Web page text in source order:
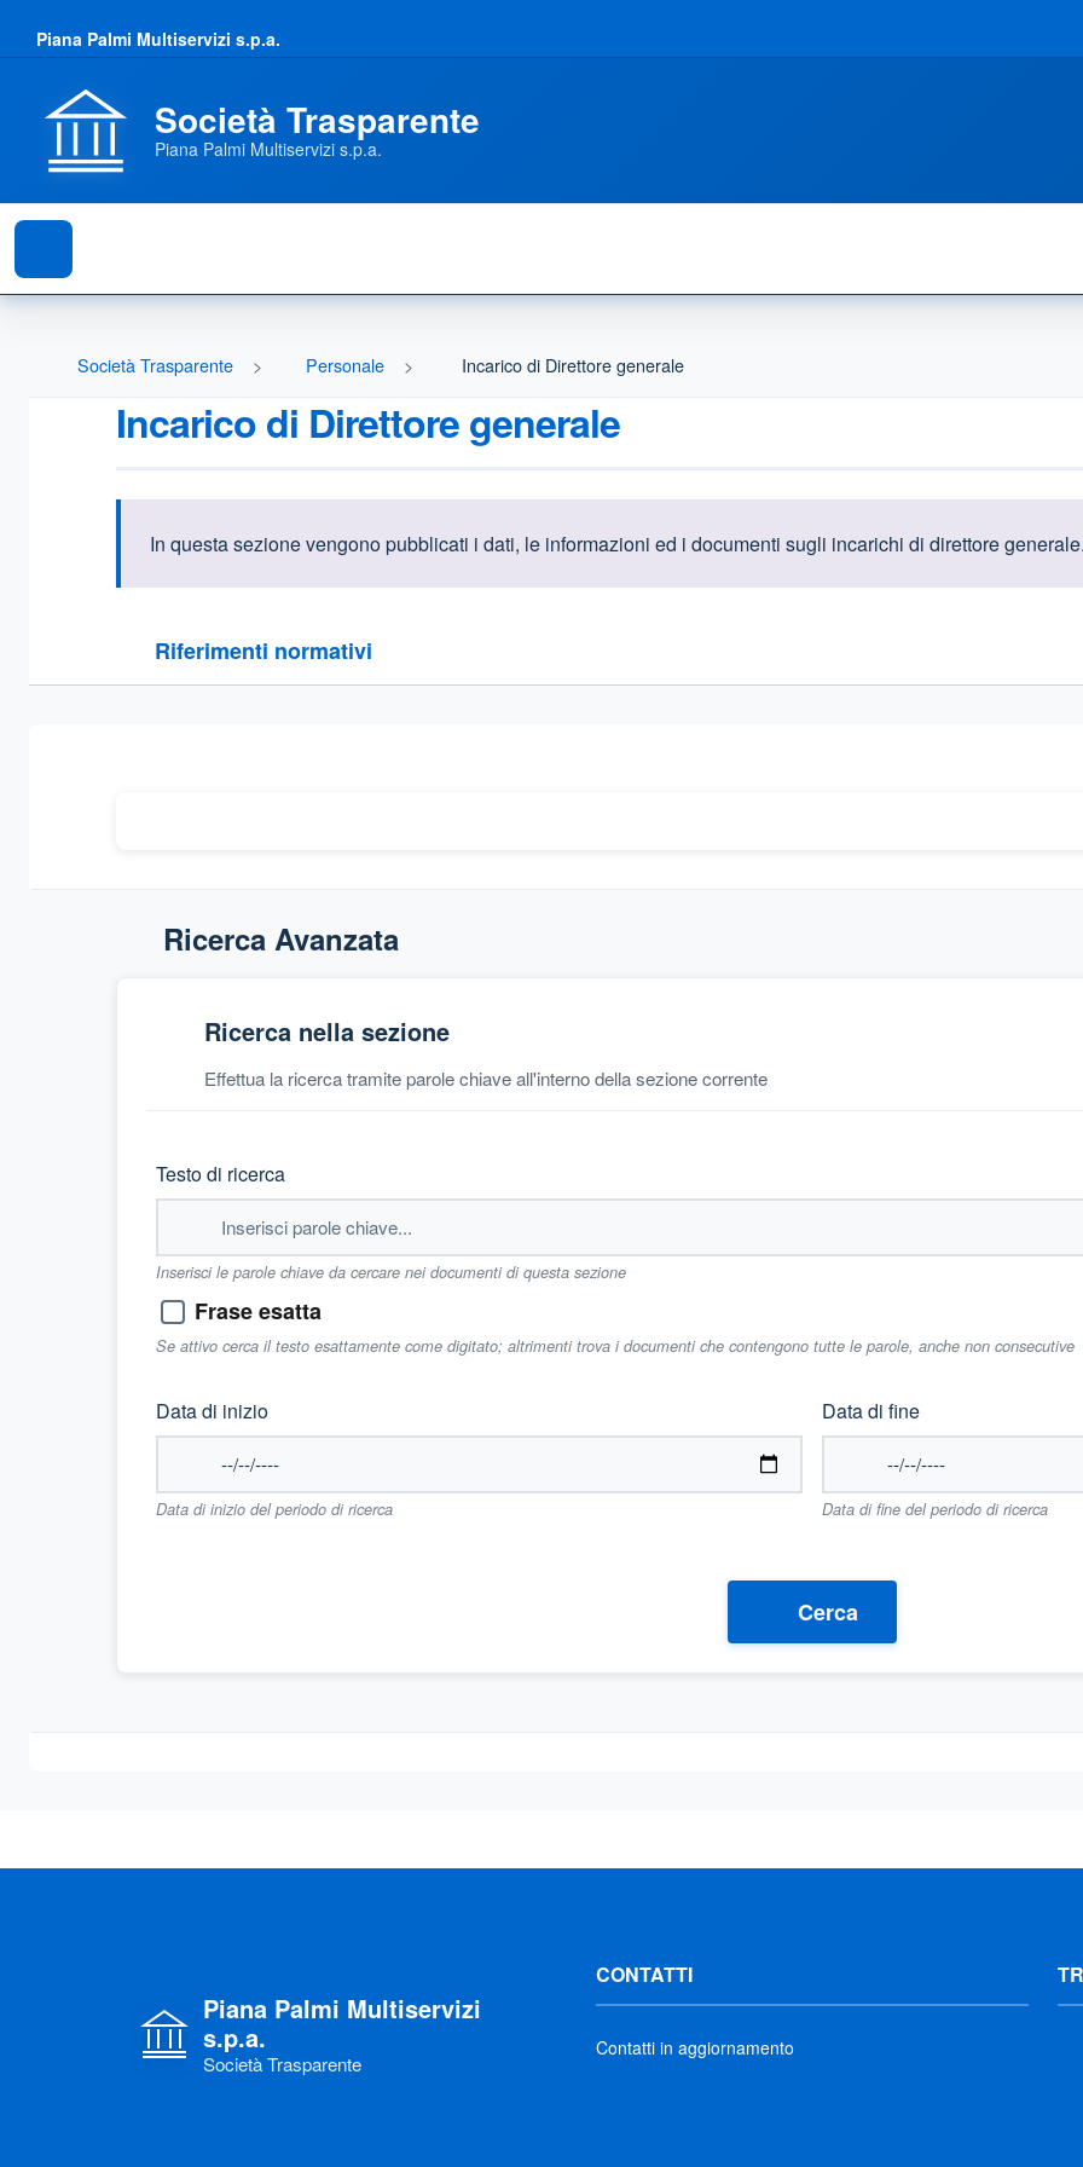
Piana Palmi Multiservizi s.p.a.
Società Trasparente
Piana Palmi Multiservizi s.p.a.
Società Trasparente Personale Incarico di Direttore generale
Incarico di Direttore generale
Informazioni introduttive
In questa sezione vengono pubblicati i dati, le informazioni ed i documenti sugli incarichi di direttore
Riferimenti normativi
Sezione compressa
Ricerca Avanzata
Ricerca nella sezione
Effettua la ricerca tramite parole chiave all'interno della sezione corrente
Testo di ricerca
Inserisci le parole chiave da cercare nei documenti di questa sezione
Frase esatta
Se attivo cerca il testo esattamente come digitato; altrimenti trova i documenti che contengono tutte le parole, anche non consecutive
Data di inizio
Data di inizio del periodo di ricerca
Data di fine
Data di fine del periodo di ricerca
Cerca
Piana Palmi Multiservizi
s.p.a.
Società Trasparente
CONTATTI
Contatti in aggiornamento